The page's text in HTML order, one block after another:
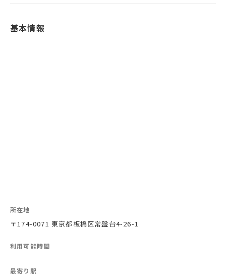
基本情報
所在地
〒174-0071 東京都板橋区常盤台4-26-1
利用可能時間
最寄り駅